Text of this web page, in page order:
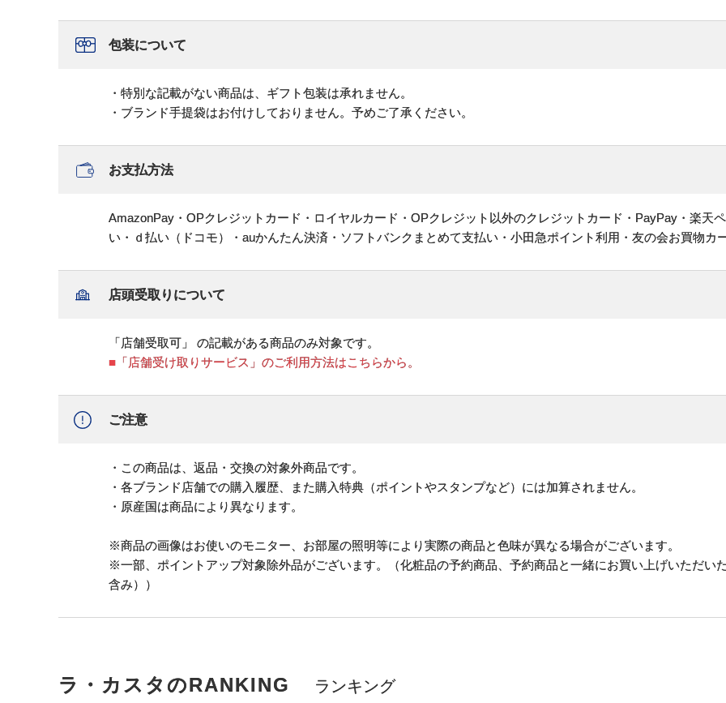
包装について
・特別な記載がない商品は、ギフト包装は承れません。
・ブランド手提袋はお付けしておりません。予めご了承ください。
お支払方法
AmazonPay・OPクレジットカード・ロイヤルカード・OPクレジット以外のクレジットカード・PayPay・楽天
い・ｄ払い（ドコモ）・auかんたん決済・ソフトバンクまとめて支払い・小田急ポイント利用・友の会お買物カ
店頭受取りについて
「店舗受取可」 の記載がある商品のみ対象です。
■「店舗受け取りサービス」のご利用方法はこちらから。
ご注意
・この商品は、返品・交換の対象外商品です。
・各ブランド店舗での購入履歴、また購入特典（ポイントやスタンプなど）には加算されません。
・原産国は商品により異なります。
※商品の画像はお使いのモニター、お部屋の照明等により実際の商品と色味が異なる場合がございます。
※一部、ポイントアップ対象除外品がございます。（化粧品の予約商品、予約商品と一緒にお買い上げいただい
含み））
ラ・カスタのRANKING ランキング